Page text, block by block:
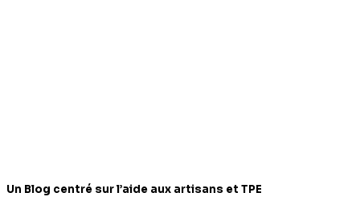
Un Blog centré sur l’aide aux artisans et TPE